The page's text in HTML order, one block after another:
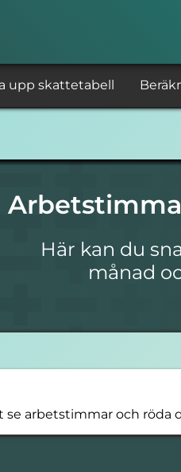
upp skattetabell
Här kan du
månad
se arbetstimmar och röda